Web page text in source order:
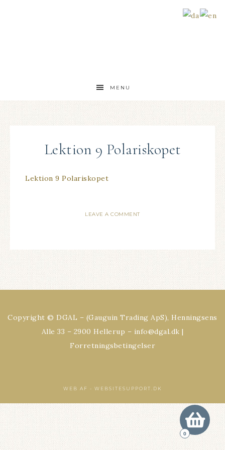
MENU
Lektion 9 Polariskopet
Lektion 9 Polariskopet
LEAVE A COMMENT
Copyright © DGAL – (Gauguin Trading ApS), Henningsens
Alle 33 – 2900 Hellerup – info@dgal.dk |
Forretningsbetingelser
WEB AF - WEBSITESUPPORT.DK
0